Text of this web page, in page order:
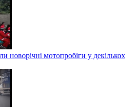
новорічні мотопробіги у декількох